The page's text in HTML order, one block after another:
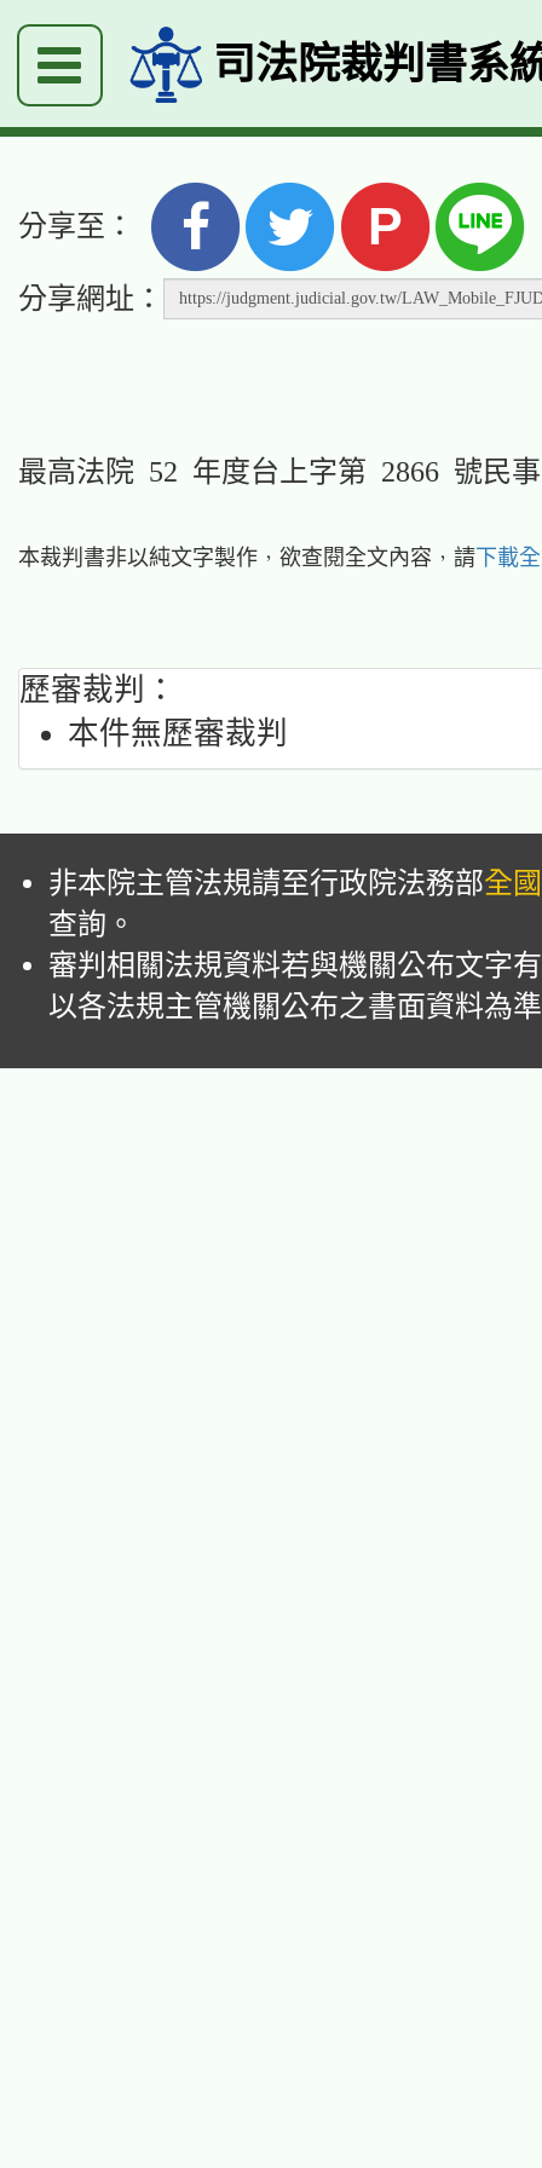
司法院裁判書系
分享至： P
分享網址：
最高法院 52 年度台上字第 2866 號民
本裁判書非以純文字製作，欲查閱全文內容，請 下載
歷審裁判：
本件無歷審裁判
非本院主管法規請至行政院法務部全
查詢。
審判相關法規資料若與機關公布文字
以各法規主管機關公布之書面資料為